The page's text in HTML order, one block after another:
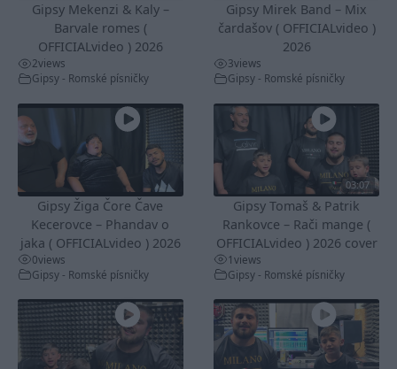
Gipsy Mekenzi & Kaly –
Barvale romes (
OFFICIALvideo ) 2026
2views
Gipsy - Romské písničky
Gipsy Mirek Band – Mix
čardašov ( OFFICIALvideo )
2026
3views
Gipsy - Romské písničky
Gipsy Žiga Čore Čave
Kecerovce – Phandav o
jaka ( OFFICIALvideo ) 2026
0views
Gipsy - Romské písničky
03:07
Gipsy Tomaš & Patrik
Rankovce – Rači mange (
OFFICIALvideo ) 2026 cover
1views
Gipsy - Romské písničky